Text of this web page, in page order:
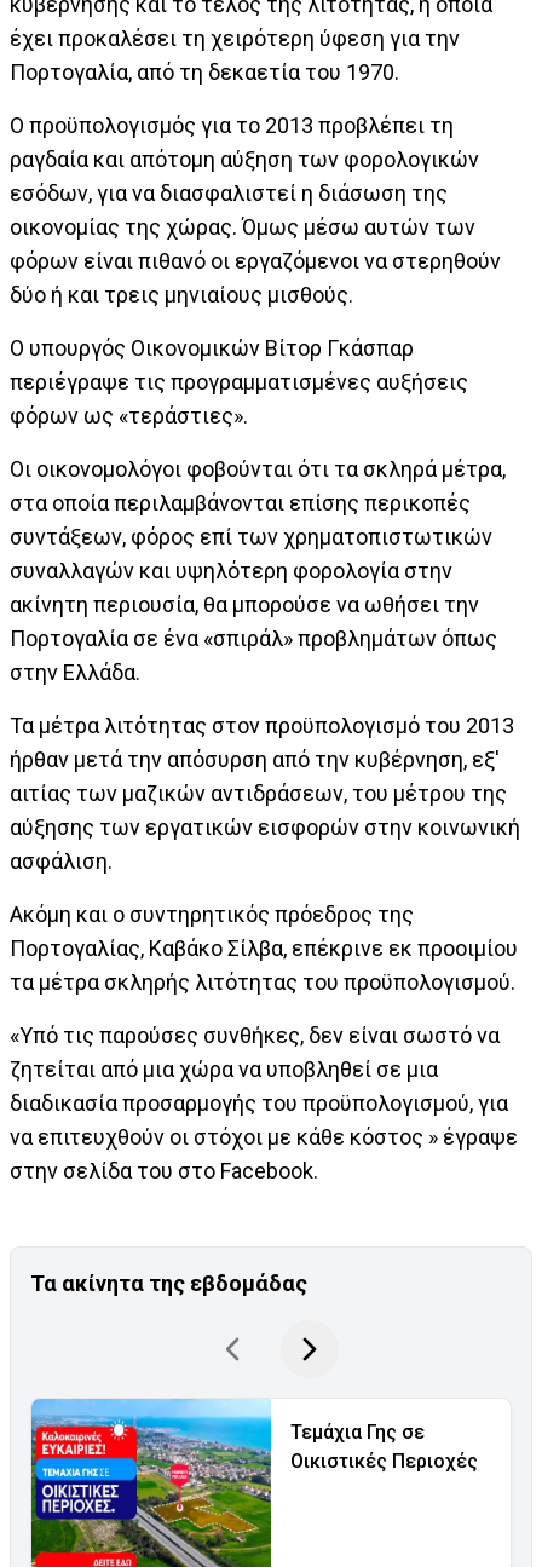
έχει προκαλέσει τη χειρότερη ύφεση για την
Πορτογαλία, από τη δεκαετία του 1970.
Ο προϋπολογισμός για το 2013 προβλέπει τη
ραγδαία και απότομη αύξηση των φορολογικών
εσόδων, για να διασφαλιστεί η διάσωση της
οικονομίας της χώρας. Όμως μέσω αυτών των
φόρων είναι πιθανό οι εργαζόμενοι να στερηθούν
δύο ή και τρεις μηνιαίους μισθούς.
Ο υπουργός Οικονομικών Βίτορ Γκάσπαρ
περιέγραψε τις προγραμματισμένες αυξήσεις
φόρων ως «τεράστιες».
Οι οικονομολόγοι φοβούνται ότι τα σκληρά μέτρα,
στα οποία περιλαμβάνονται επίσης περικοπές
συντάξεων, φόρος επί των χρηματοπιστωτικών
συναλλαγών και υψηλότερη φορολογία στην
ακίνητη περιουσία, θα μπορούσε να ωθήσει την
Πορτογαλία σε ένα «σπιράλ» προβλημάτων όπως
στην Ελλάδα.
Τα μέτρα λιτότητας στον προϋπολογισμό του 2013
ήρθαν μετά την απόσυρση από την κυβέρνηση, εξ'
αιτίας των μαζικών αντιδράσεων, του μέτρου της
αύξησης των εργατικών εισφορών στην κοινωνική
ασφάλιση.
Ακόμη και ο συντηρητικός πρόεδρος της
Πορτογαλίας, Καβάκο Σίλβα, επέκρινε εκ προοιμίου
τα μέτρα σκληρής λιτότητας του προϋπολογισμού.
«Υπό τις παρούσες συνθήκες, δεν είναι σωστό να
ζητείται από μια χώρα να υποβληθεί σε μια
διαδικασία προσαρμογής του προϋπολογισμού, για
να επιτευχθούν οι στόχοι με κάθε κόστος » έγραψε
στην σελίδα του στο Facebook.
Τα ακίνητα της εβδομάδας
Τεμάχια Γης σε
Οικιστικές Περιοχές